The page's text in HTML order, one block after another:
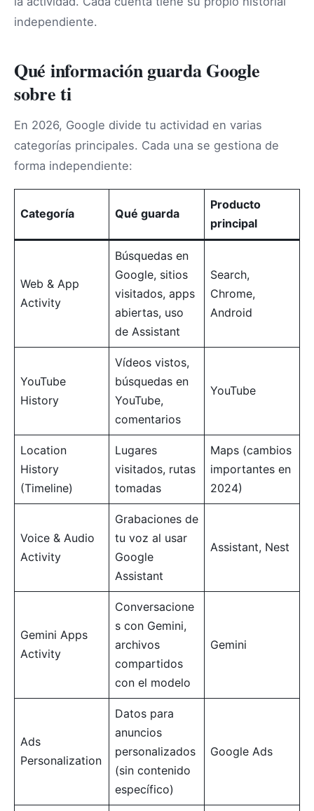
independiente.
Qué información guarda Google
sobre ti
En 2026, Google divide tu actividad en varias
categorías principales. Cada una se gestiona de
forma independiente:
Categoría Qué guarda
Producto
principal
Web & App
Activity
Búsquedas en
Google, sitios
visitados, apps
abiertas, uso
de Assistant
Search,
Chrome,
Android
YouTube
History
Vídeos vistos,
búsquedas en
YouTube,
comentarios
YouTube
Location
History
(Timeline)
Lugares
visitados, rutas
tomadas
Maps (cambios
importantes en
2024)
Voice & Audio
Activity
Grabaciones de
tu voz al usar
Google
Assistant
Assistant, Nest
Gemini Apps
Activity
Conversacione
s con Gemini,
archivos
compartidos
con el modelo
Gemini
Ads
Personalization
Datos para
anuncios
personalizados
(sin contenido
específico)
Google Ads